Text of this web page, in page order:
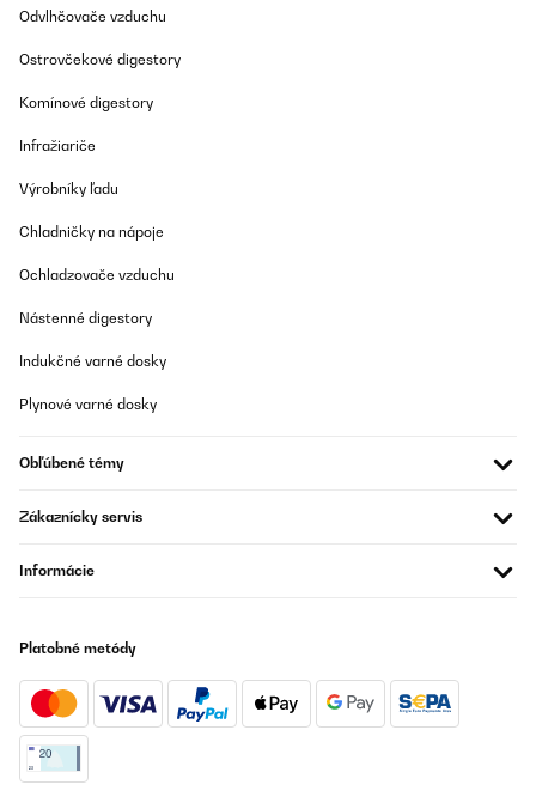
Odvlhčovače vzduchu
Ostrovčekové digestory
Komínové digestory
Infražiariče
Výrobníky ľadu
Chladničky na nápoje
Ochladzovače vzduchu
Nástenné digestory
Indukčné varné dosky
Plynové varné dosky
Obľúbené témy
Zákaznícky servis
Informácie
Platobné metódy